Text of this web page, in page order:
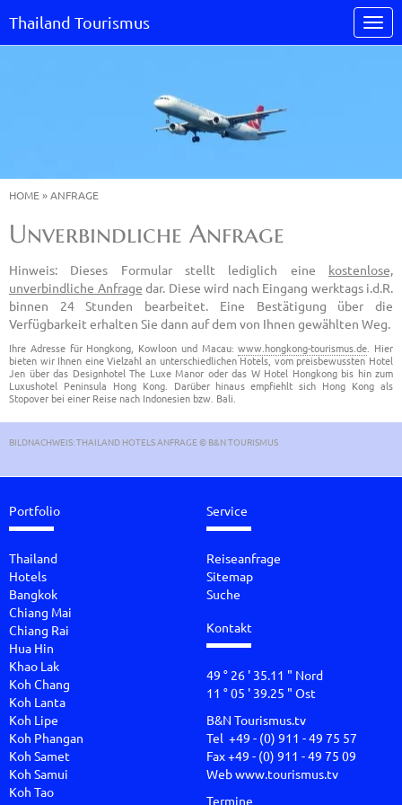
Thailand Tourismus
HOME»ANFRAGE
Unverbindliche Anfrage
Hinweis: Dieses Formular stellt lediglich eine kostenlose,
unverbindliche Anfrage dar. Diese wird nach Eingang werktags i.d.R.
binnen 24 Stunden bearbeitet. Eine Bestätigung über die
Verfügbarkeit erhalten Sie dann auf dem von Ihnen gewählten Weg.
Ihre Adresse für Hongkong, Kowloon und Macau:www.hongkong-tourismus.de. Hier
bieten wir Ihnen eine Vielzahl an unterschiedlichen Hotels, vom preisbewussten Hotel
Jen über das Designhotel The Luxe Manor oder das W Hotel Hongkong bis hin zum
Luxushotel Peninsula Hong Kong. Darüber hinaus empfiehlt sich Hong Kong als
Stopover bei einer Reise nach Indonesien bzw. Bali.
BILDNACHWEIS: THAILAND HOTELS ANFRAGE © B&N TOURISMUS
Portfolio
Thailand
Hotels
Bangkok
Chiang Mai
Chiang Rai
Hua Hin
Khao Lak
Koh Chang
Koh Lanta
Koh Lipe
Koh Phangan
Koh Samet
Koh Samui
Koh Tao
Service
Reiseanfrage
Sitemap
Suche
Kontakt
49 ° 26 ' 35.11 " Nord
11 ° 05 ' 39.25 " Ost
B&N Tourismus.tv
Tel +49 - (0) 911 - 49 75 57
Fax +49 - (0) 911 - 49 75 09
Webwww.tourismus.tv
Termine